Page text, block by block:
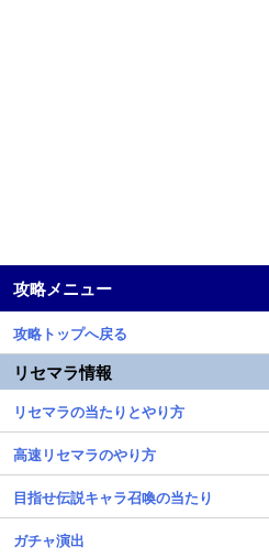
攻略メニュー
攻略トップへ戻る
リセマラ情報
リセマラの当たりとやり方
高速リセマラのやり方
目指せ伝説キャラ召喚の当たり
ガチャ演出